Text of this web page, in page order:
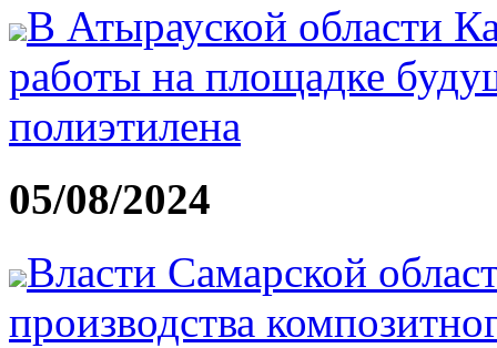
В Атырауской области
работы на площадке
полиэтилена
05/08/2024
Власти Самарской
производства